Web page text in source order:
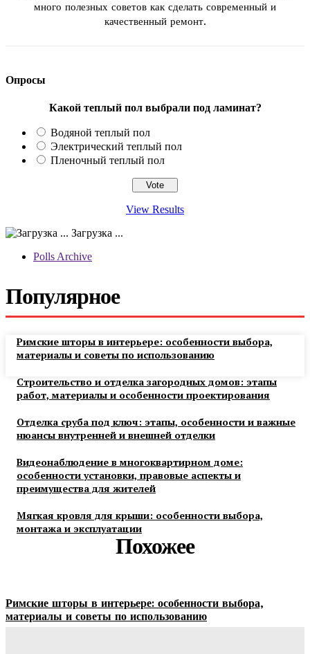
много полезных советов как сделать современный и
качественный ремонт.
Опросы
Какой теплый пол выбрали под ламинат?
Водяной теплый пол
Электрический теплый пол
Пленочный теплый пол
View Results
Загрузка ...
Polls Archive
Популярное
Римские шторы в интерьере: особенности выбора,
материалы и советы по использованию
Строительство и отделка загородных домов: этапы
работ, материалы и особенности проектирования
Отделка сруба под ключ: этапы, особенности и важные
нюансы внутренней и внешней отделки
Видеонаблюдение в многоквартирном доме:
особенности установки, правовые аспекты и
преимущества для жителей
Мягкая кровля для крыши: особенности выбора,
монтажа и эксплуатации
Похожее
Римские шторы в интерьере: особенности выбора,
материалы и советы по использованию